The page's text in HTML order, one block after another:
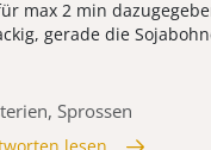
max 2 min
gerade die
Sprossen